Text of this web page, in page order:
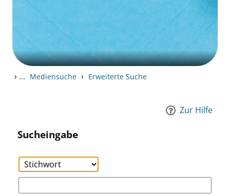
› ... Mediensuche › Erweiterte Suche
Zur Hilfe
Sucheingabe